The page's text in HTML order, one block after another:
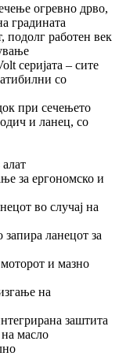
огревно дрво,
градината
подолг работен век
серијата – сите
со
при сечењето
и ланец, со
за ергономско и
во случај на
ланецот за
и мазно
на
заштита
масло